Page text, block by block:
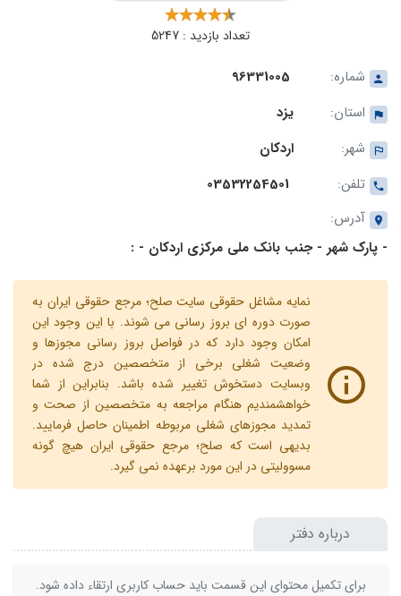
تعداد بازدید : 5247
شماره:
96331005
استان:
یزد
شهر:
اردکان
تلفن:
آدرس:
- پارک شهر - جنب بانک ملی مرکزی اردکان - :
نمایه مشاغل حقوقی سایت صلح؛ مرجع حقوقی ایران به
صورت دوره ای بروز رسانی می شوند. با این وجود این
امکان وجود دارد که در فواصل بروز رسانی مجوزها و
وضعیت شغلی برخی از متخصصین درج شده در
وبسایت دستخوش تغییر شده باشد. بنابراین از شما
خواهشمندیم هنگام مراجعه به متخصصین از صحت و
تمدید مجوزهای شغلی مربوطه اطمینان حاصل فرمایید.
بدیهی است که صلح؛ مرجع حقوقی ایران هیچ گونه
مسوولیتی در این مورد برعهده نمی گیرد.
درباره دفتر
برای تکمیل محتوای این قسمت باید حساب کاربری ارتقاء داده شود.